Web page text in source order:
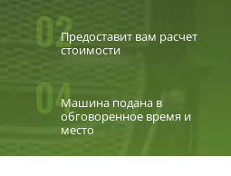
02Предоставит вам расчет
стоимости
04Машина подана в
обговоренное время и
место